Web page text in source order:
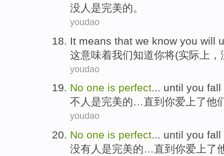
没人 是完美的。
youdao
It means that we know you will
这意味着我们知道你将(实际上 ，
youdao
No one is perfect... until you fall
不 人 是完美的…直到 你爱上了他
youdao
No one is perfect... until you fall
没有人 是完美的…直到 你爱上了